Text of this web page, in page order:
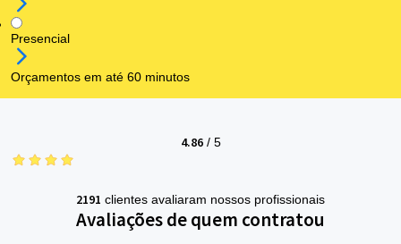
Presencial
Orçamentos em até 60 minutos
4.86/ 5
2191 clientes avaliaram nossos profissionais
Avaliações de quem contratou